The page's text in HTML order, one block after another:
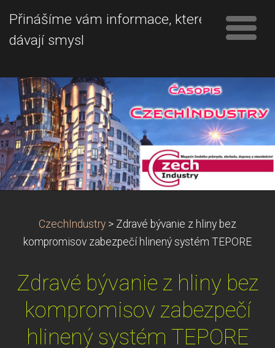
Přinášíme vám informace, které
dávají smysl
CzechIndustry > Zdravé bývanie z hliny bez
kompromisov zabezpečí hlinený systém TEPORE
Zdravé bývanie z hliny bez
kompromisov zabezpečí
hlinený systém TEPORE